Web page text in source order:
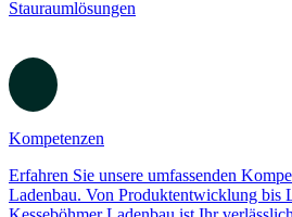
Entdecken Sie unsere umfangreichen
Verarbeitungshilfen
zurück
Verarbeitungshilfe
Stauraumlösungen